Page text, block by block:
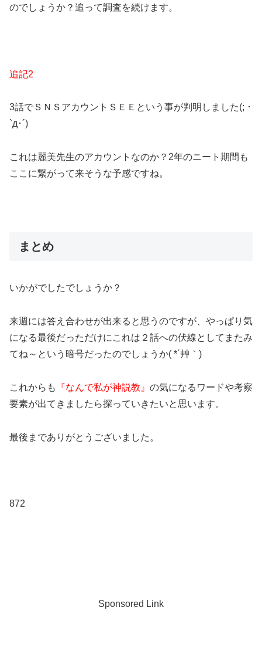
のでしょうか？追って調査を続けます。
追記2
3話でＳＮＳアカウントＳＥＥという事が判明しました(; ･
`д･´)
これは麗美先生のアカウントなのか？2年のニート期間も
ここに繋がって来そうな予感ですね。
まとめ
いかがでしたでしょうか？
来週には答え合わせが出来ると思うのですが、やっぱり気
になる最後だっただけにこれは２話への伏線としてまたみ
てね～という暗号だったのでしょうか( *´艸｀)
これからも 『なんで私が神説教』 の気になるワードや考察
要素が出てきましたら探っていきたいと思います。
最後までありがとうございました。
872
Sponsored Link